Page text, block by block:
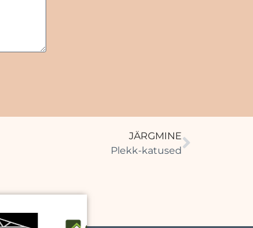
JÄRGMINE
Plekk-katused